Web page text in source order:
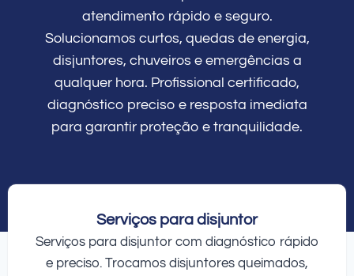
atendimento rápido e seguro.
Solucionamos curtos, quedas de energia,
disjuntores, chuveiros e emergências a
qualquer hora. Profissional certificado,
diagnóstico preciso e resposta imediata
para garantir proteção e tranquilidade.
Serviços para disjuntor
Serviços para disjuntor com diagnóstico rápido
e preciso. Trocamos disjuntores queimados,